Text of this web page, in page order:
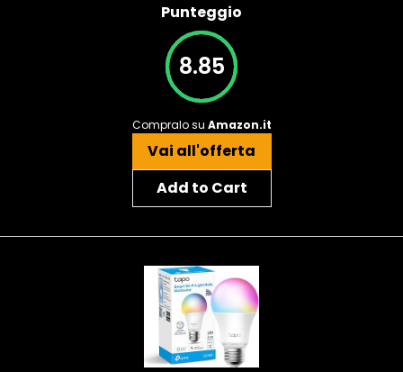
Punteggio
8.85
Compralo su Amazon.it
Vai all'offerta
Add to Cart